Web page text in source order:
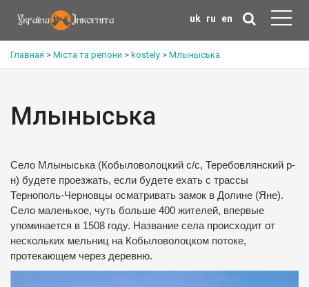
uk ru en
Главная > Міста та регіони > kostely > Млыныська
Млыныська
Село Млыныська (Кобыловолоцкий с/с, Теребовлянский р-
н) будете проезжать, если будете ехать с трассы
Тернополь-Черновцы осматривать замок в Долине (Яне).
Село маленькое, чуть больше 400 жителей, впервые
упоминается в 1508 году. Название села происходит от
нескольких мельниц на Кобыловолоцком потоке,
протекающем через деревню.